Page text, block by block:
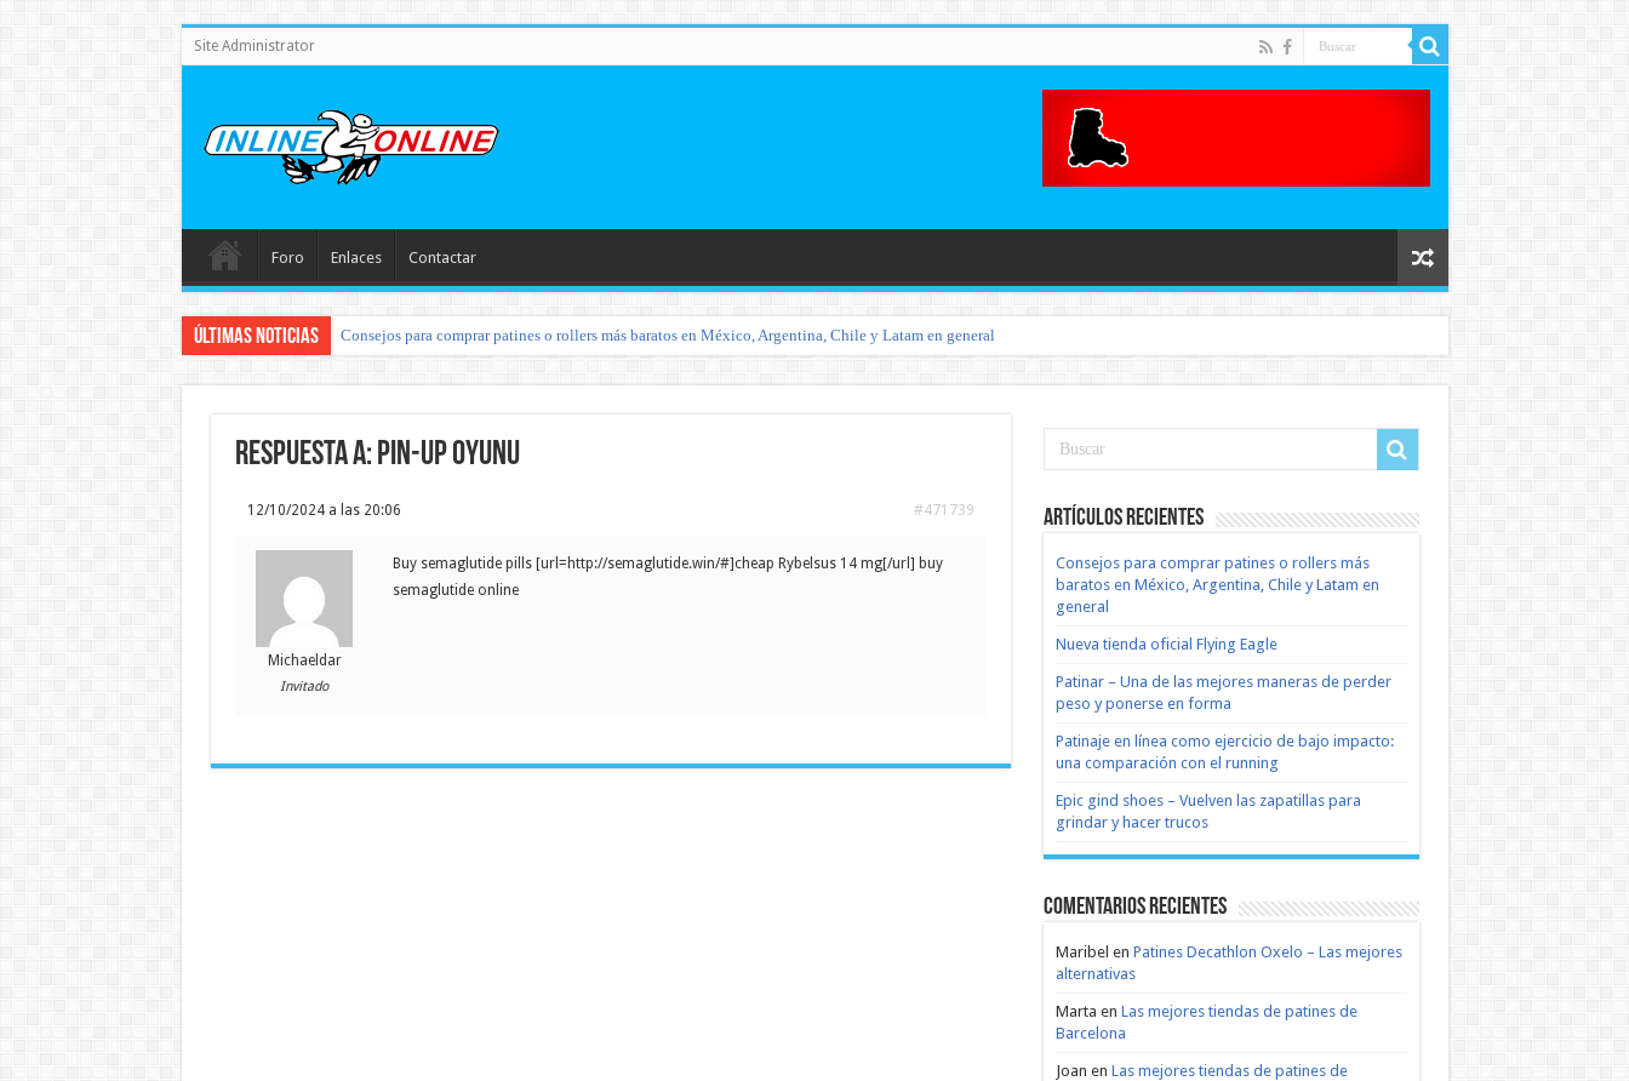
Site Administrator
Foro Enlaces Contactar
Últimas noticias Consejos para comprar patines o rollers más baratos en México, Argentina, Chile y Latam en general
Respuesta a: pin-up oyunu
12/10/2024 a las 20:06 #471739
Michaeldar
Invitado
Buy semaglutide pills [url=http://semaglutide.win/#]cheap Rybelsus 14 mg[/url] buy
semaglutide online
Artículos recientes
Consejos para comprar patines o rollers más
baratos en México, Argentina, Chile y Latam en
general
Nueva tienda oficial Flying Eagle
Patinar – Una de las mejores maneras de perder
peso y ponerse en forma
Patinaje en línea como ejercicio de bajo impacto:
una comparación con el running
Epic gind shoes – Vuelven las zapatillas para
grindar y hacer trucos
Comentarios recientes
Maribel en Patines Decathlon Oxelo – Las mejores
alternativas
Marta en Las mejores tiendas de patines de
Barcelona
Joan en Las mejores tiendas de patines de